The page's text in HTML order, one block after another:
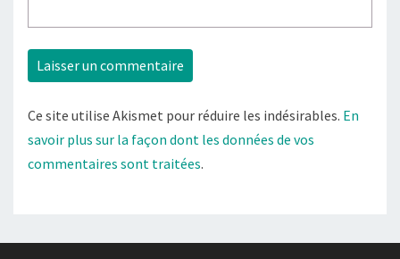
Ce site utilise Akismet pour réduire les indésirables. En
savoir plus sur la façon dont les données de vos
commentaires sont traitées.